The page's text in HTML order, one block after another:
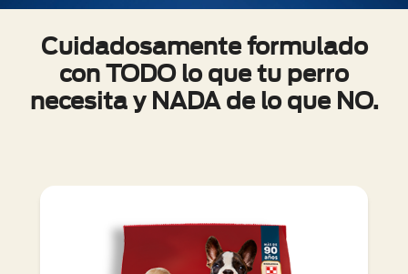
Cuidadosamente formulado
con TODO lo que tu perro
necesita y NADA de lo que NO.